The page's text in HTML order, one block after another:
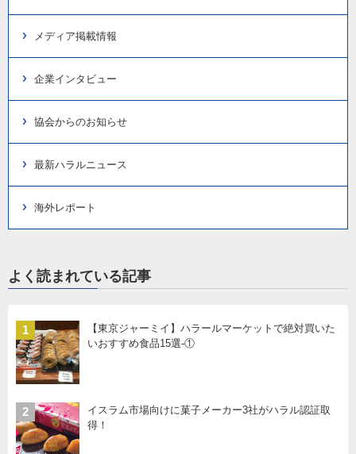
メディア掲載情報
企業インタビュー
協会からのお知らせ
最新ハラルニュース
海外レポート
よく読まれている記事
1
【東京ジャーミイ】ハラールマーケットで絶対買いた
いおすすめ食品15選-①
2
イスラム市場向けに菓子メーカー3社がハラル認証取
得！